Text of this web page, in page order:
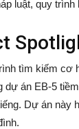
luật, quy
tìm kiếm cơ
dự án EB-5
Dự án này